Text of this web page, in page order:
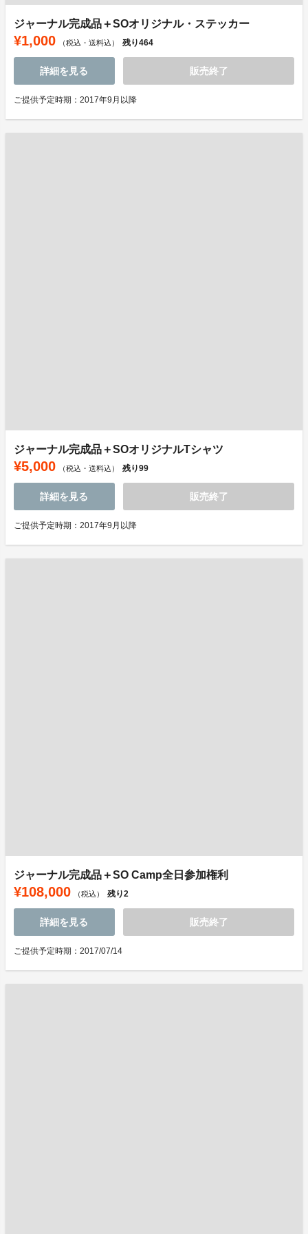
ジャーナル完成品＋SOオリジナル・ステッカー
¥1,000 （税込・送料込） 残り464
詳細を見る 販売終了
ご提供予定時期：2017年9月以降
ジャーナル完成品＋SOオリジナルTシャツ
¥5,000 （税込・送料込） 残り99
詳細を見る 販売終了
ご提供予定時期：2017年9月以降
ジャーナル完成品＋SO Camp全日参加権利
¥108,000 （税込） 残り2
詳細を見る 販売終了
ご提供予定時期：2017/07/14